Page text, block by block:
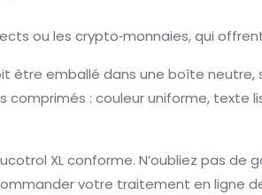
ou les crypto‑monnaies, qui
être emballé dans une boîte neutre,
: couleur uniforme, texte
XL conforme. N’oubliez pas
votre traitement en ligne